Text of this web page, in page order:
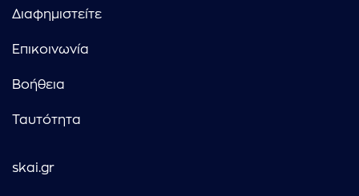
Διαφημιστείτε
Επικοινωνία
Βοήθεια
Ταυτότητα
skai.gr